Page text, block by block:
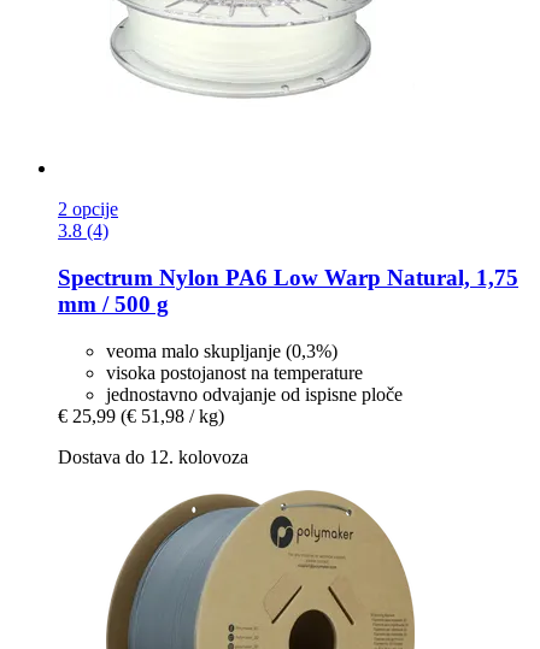
2 opcije
3.8 (4)
Spectrum Nylon PA6 Low Warp Natural, 1,75
mm / 500 g
veoma malo skupljanje (0,3%)
visoka postojanost na temperature
jednostavno odvajanje od ispisne ploče
€ 25,99 (€ 51,98 / kg)
Dostava do 12. kolovoza